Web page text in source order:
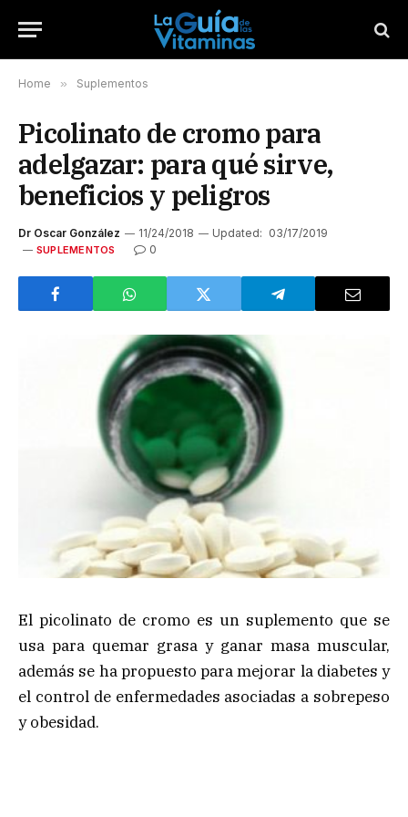
Home » Suplementos
Picolinato de cromo para
adelgazar: para qué sirve,
beneficios y peligros
Dr Oscar González 11/24/2018 Updated: 03/17/2019
SUPLEMENTOS 0
El picolinato de cromo es un suplemento que se
usa para quemar grasa y ganar masa muscular,
además se ha propuesto para mejorar la diabetes y
el control de enfermedades asociadas a sobrepeso
y obesidad.